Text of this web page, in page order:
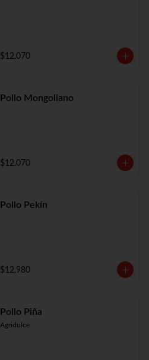
$12.070
Pollo Mongoliano
$12.070
Pollo Pekín
$12.980
Pollo Piña
Agridulce